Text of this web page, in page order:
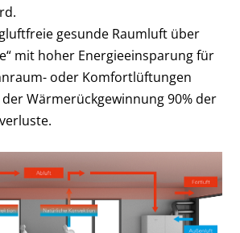
gesunde Raumluft über
mit hoher Energieeinsparung für
oder Komfortlüftungen
Wärmerückgewinnung 90% der